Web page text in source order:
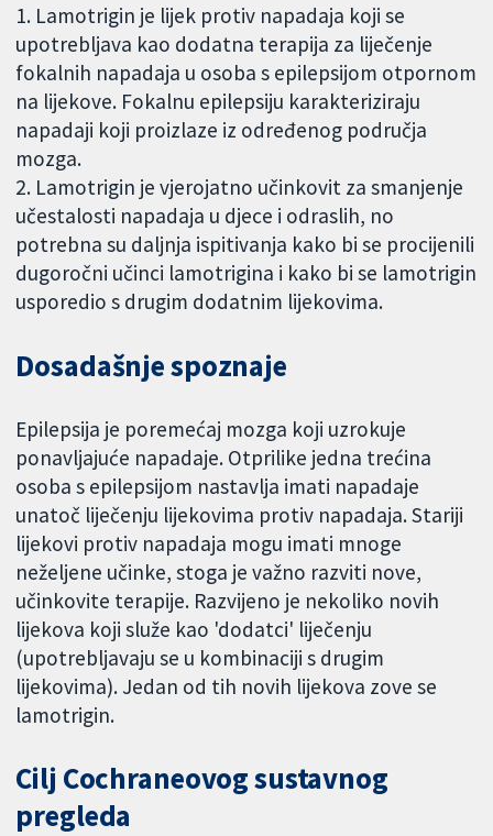
1. Lamotrigin je lijek protiv napadaja koji se
upotrebljava kao dodatna terapija za liječenje
fokalnih napadaja u osoba s epilepsijom otpornom
na lijekove. Fokalnu epilepsiju karakteriziraju
napadaji koji proizlaze iz određenog područja
mozga.
2. Lamotrigin je vjerojatno učinkovit za smanjenje
učestalosti napadaja u djece i odraslih, no
potrebna su daljnja ispitivanja kako bi se procijenili
dugoročni učinci lamotrigina i kako bi se lamotrigin
usporedio s drugim dodatnim lijekovima.
Dosadašnje spoznaje
Epilepsija je poremećaj mozga koji uzrokuje
ponavljajuće napadaje. Otprilike jedna trećina
osoba s epilepsijom nastavlja imati napadaje
unatoč liječenju lijekovima protiv napadaja. Stariji
lijekovi protiv napadaja mogu imati mnoge
neželjene učinke, stoga je važno razviti nove,
učinkovite terapije. Razvijeno je nekoliko novih
lijekova koji služe kao 'dodatci' liječenju
(upotrebljavaju se u kombinaciji s drugim
lijekovima). Jedan od tih novih lijekova zove se
lamotrigin.
Cilj Cochraneovog sustavnog
pregleda